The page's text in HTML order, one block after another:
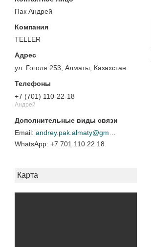
Пак Андрей
TELLER
ул. Гоголя 253, Алматы, Казахстан
+7 (701) 110-22-18
Андрей
+7 701 110 22 18
Карта